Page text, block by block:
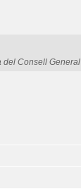
del Consell General